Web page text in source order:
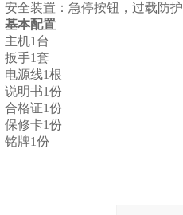
安全装置：急停按钮，过载防护
基本配置
主机1台
扳手1套
电源线1根
说明书1份
合格证1份
保修卡1份
铭牌1份